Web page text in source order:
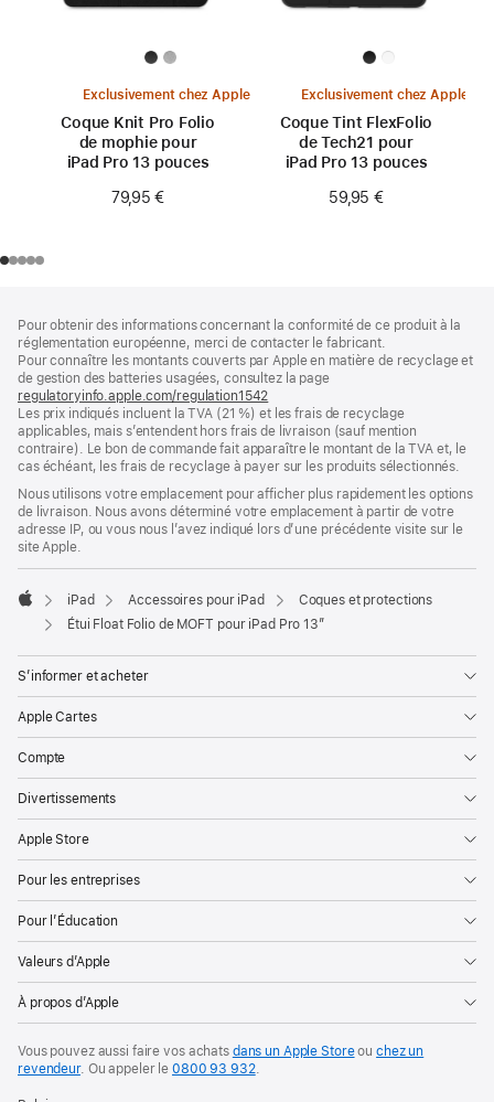
Exclusivement chez Apple
Coque Knit Pro Folio
de mophie pour
iPad Pro 13 pouces
79,95 €
Exclusivement chez Apple
Coque Tint FlexFolio
de Tech21 pour
iPad Pro 13 pouces
59,95 €
de
page
de
bas
de
page
Pour obtenir des informations concernant la conformité de ce produit à la
réglementation européenne, merci de contacter le fabricant.
Pour connaître les montants couverts par Apple en matière de recyclage et
de gestion des batteries usagées, consultez la page
regulatoryinfo.apple.com/regulation1542
dans
une
nouvelle
fenêtre)
Les prix indiqués incluent la TVA (21 %) et les frais de recyclage
applicables, mais s’entendent hors frais de livraison (sauf mention
contraire). Le bon de commande fait apparaître le montant de la TVA et, le
cas échéant, les frais de recyclage à payer sur les produits sélectionnés.
Nous utilisons votre emplacement pour afficher plus rapidement les options
de livraison. Nous avons déterminé votre emplacement à partir de votre
adresse IP, ou vous nous l’avez indiqué lors d’une précédente visite sur le
site Apple.
Apple
iPad Accessoires pour iPad
Coques et protections
Étui Float Folio de MOFT pour iPad Pro 13″
S’informer et acheter
Apple Cartes
Compte
Divertissements
Apple Store
Pour les entreprises
Pour l’Éducation
Valeurs d’Apple
À propos d’Apple
Vous pouvez aussi faire vos achats dans un Apple Storeouchez un
revendeur. Ouappeler le0800 93 932.